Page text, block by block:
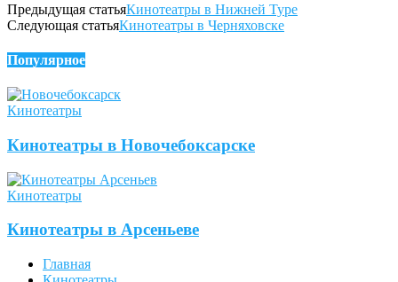
Предыдущая статьяКинотеатры в Нижней Туре
Следующая статьяКинотеатры в Черняховске
Популярное
Кинотеатры
Кинотеатры в Новочебоксарске
Кинотеатры
Кинотеатры в Арсеньеве
Главная